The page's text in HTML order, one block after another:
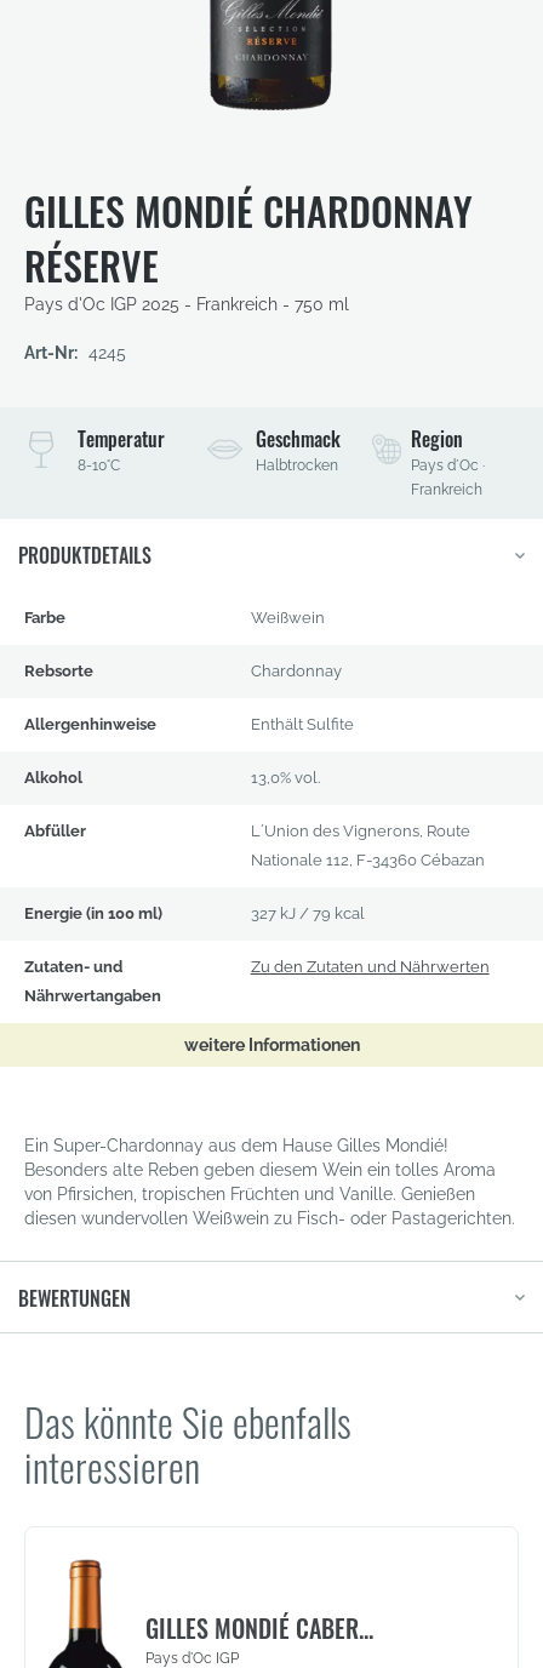
Bildergalerie
springen
GILLES MONDIÉ CHARDONNAY
RÉSERVE
Pays d'Oc IGP 2025 - Frankreich - 750 ml
Art-Nr: 4245
Temperatur
8-10°C
Geschmack
Halbtrocken
Region
Pays d´Oc ·
Frankreich
PRODUKTDETAILS
Farbe Weißwein
Rebsorte Chardonnay
Allergenhinweise Enthält Sulfite
Alkohol 13,0% vol.
Abfüller
L´Union des Vignerons, Route
Nationale 112, F-34360 Cébazan
Energie (in 100 ml) 327 kJ / 79 kcal
Zutaten- und
Nährwertangaben
Zu den Zutaten und Nährwerten(öffnet
neuem
weitere Informationen
Ein Super-Chardonnay aus dem Hause Gilles Mondié!
Besonders alte Reben geben diesem Wein ein tolles Aroma
von Pfirsichen, tropischen Früchten und Vanille. Genießen
diesen wundervollen Weißwein zu Fisch- oder Pastagerichten.
BEWERTUNGEN
Das könnte Sie ebenfalls
interessieren
GILLES MONDIÉ CABER...
Pays d'Oc IGP